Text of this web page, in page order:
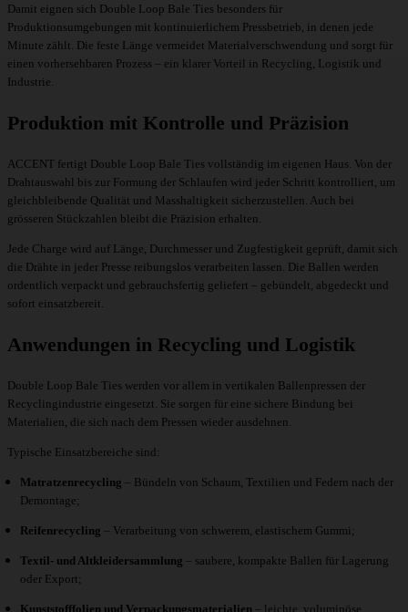
Damit eignen sich Double Loop Bale Ties besonders für
Produktionsumgebungen mit kontinuierlichem Pressbetrieb, in denen jede
Minute zählt. Die feste Länge vermeidet Materialverschwendung und sorgt für
einen vorhersehbaren Prozess – ein klarer Vorteil in Recycling, Logistik und
Industrie.
Produktion mit Kontrolle und Präzision
ACCENT fertigt Double Loop Bale Ties vollständig im eigenen Haus. Von der
Drahtauswahl bis zur Formung der Schlaufen wird jeder Schritt kontrolliert, um
gleichbleibende Qualität und Masshaltigkeit sicherzustellen. Auch bei
grösseren Stückzahlen bleibt die Präzision erhalten.
Jede Charge wird auf Länge, Durchmesser und Zugfestigkeit geprüft, damit sich
die Drähte in jeder Presse reibungslos verarbeiten lassen. Die Ballen werden
ordentlich verpackt und gebrauchsfertig geliefert – gebündelt, abgedeckt und
sofort einsatzbereit.
Anwendungen in Recycling und Logistik
Double Loop Bale Ties werden vor allem in vertikalen Ballenpressen der
Recyclingindustrie eingesetzt. Sie sorgen für eine sichere Bindung bei
Materialien, die sich nach dem Pressen wieder ausdehnen.
Typische Einsatzbereiche sind:
Matratzenrecycling – Bündeln von Schaum, Textilien und Federn nach der
Demontage;
Reifenrecycling – Verarbeitung von schwerem, elastischem Gummi;
Textil- und Altkleidersammlung – saubere, kompakte Ballen für Lagerung
oder Export;
Kunststofffolien und Verpackungsmaterialien – leichte, voluminöse